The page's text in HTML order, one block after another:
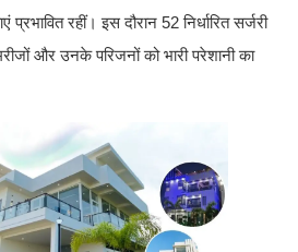
रहीं। इस दौरान 52 निर्धारित सर्जरी
और उनके परिजनों को भारी परेशानी का